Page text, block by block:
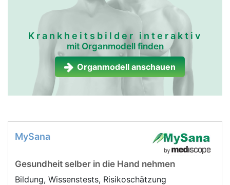
Krankheitsbilder interaktiv
mit Organmodell finden
Organmodell anschauen
MySana
Gesundheit selber in die Hand nehmen
Bildung, Wissenstests, Risikoschätzung